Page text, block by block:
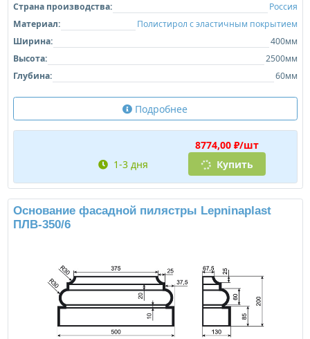
Страна производства:
Россия
Материал:
Полистирол с эластичным покрытием
Ширина:
400мм
Высота:
2500мм
Глубина:
60мм
Подробнее
8774,00 ₽/шт
1-3 дня
Купить
Основание фасадной пилястры Lepninaplast
ПЛВ-350/6